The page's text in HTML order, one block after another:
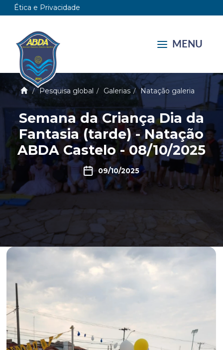
Ética e Privacidade
MENU
Pesquisa global Galerias Natação galeria
Semana da Criança Dia da
Fantasia (tarde) - Natação
ABDA Castelo - 08/10/2025
09/10/2025